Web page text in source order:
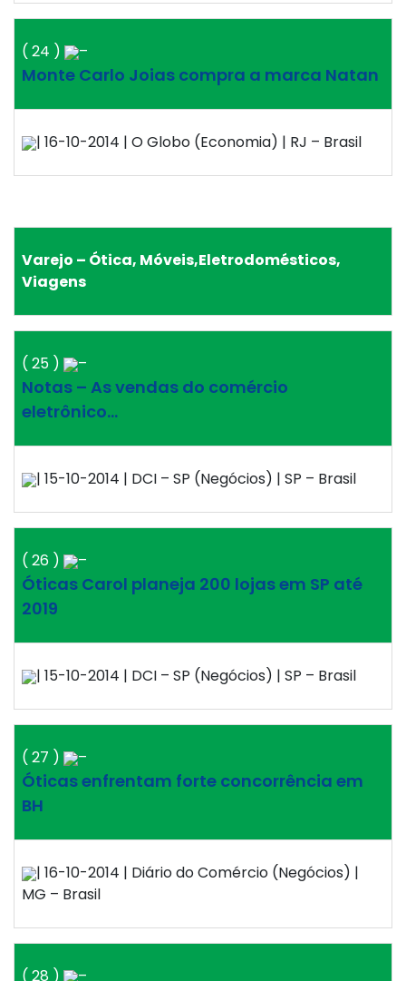
( 24 ) –
Monte Carlo Joias compra a marca Natan
| 16-10-2014 | O Globo (Economia) | RJ – Brasil
Varejo – Ótica, Móveis,Eletrodomésticos,
Viagens
( 25 ) –
Notas – As vendas do comércio
eletrônico…
| 15-10-2014 | DCI – SP (Negócios) | SP – Brasil
( 26 ) –
Óticas Carol planeja 200 lojas em SP até
2019
| 15-10-2014 | DCI – SP (Negócios) | SP – Brasil
( 27 ) –
Óticas enfrentam forte concorrência em
BH
| 16-10-2014 | Diário do Comércio (Negócios) |
MG – Brasil
( 28 ) –